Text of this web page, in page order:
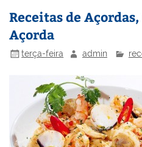
o
Receitas de
Açorda
terça-feira admin